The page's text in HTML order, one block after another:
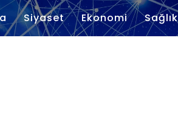
Siyaset Ekonomi Sağlık